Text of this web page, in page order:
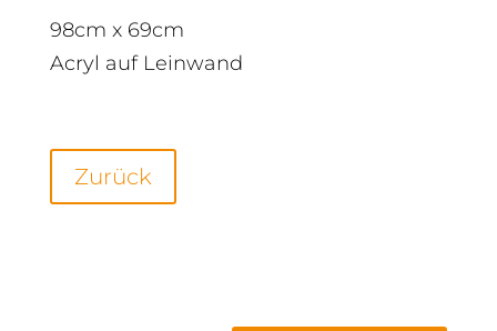
98cm x 69cm
Acryl auf Leinwand
Zurück